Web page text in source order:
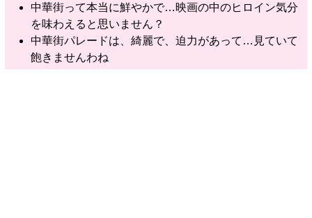
中華街って本当に鮮やかで…映画の中のヒロイン気分
を味わえると思いません？
中華街パレードは、綺麗で、迫力があって…見ていて
飽きませんわね